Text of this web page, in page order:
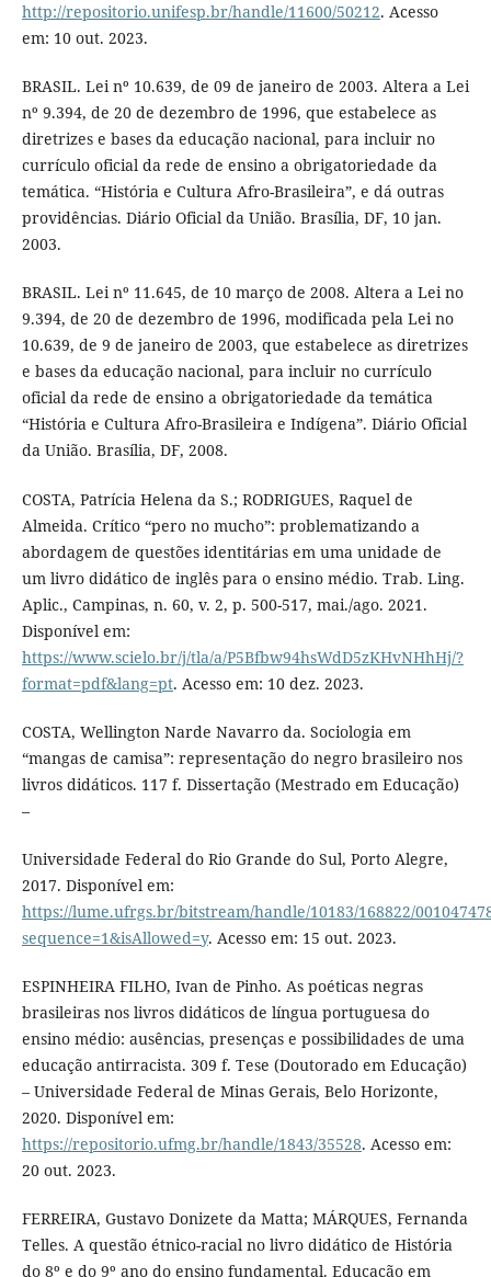
http://repositorio.unifesp.br/handle/11600/50212. Acesso
em: 10 out. 2023.
BRASIL. Lei nº 10.639, de 09 de janeiro de 2003. Altera a Lei
nº 9.394, de 20 de dezembro de 1996, que estabelece as
diretrizes e bases da educação nacional, para incluir no
currículo oficial da rede de ensino a obrigatoriedade da
temática. “História e Cultura Afro-Brasileira”, e dá outras
providências. Diário Oficial da União. Brasília, DF, 10 jan.
2003.
BRASIL. Lei nº 11.645, de 10 março de 2008. Altera a Lei no
9.394, de 20 de dezembro de 1996, modificada pela Lei no
10.639, de 9 de janeiro de 2003, que estabelece as diretrizes
e bases da educação nacional, para incluir no currículo
oficial da rede de ensino a obrigatoriedade da temática
“História e Cultura Afro-Brasileira e Indígena”. Diário Oficial
da União. Brasília, DF, 2008.
COSTA, Patrícia Helena da S.; RODRIGUES, Raquel de
Almeida. Crítico “pero no mucho”: problematizando a
abordagem de questões identitárias em uma unidade de
um livro didático de inglês para o ensino médio. Trab. Ling.
Aplic., Campinas, n. 60, v. 2, p. 500-517, mai./ago. 2021.
Disponível em:
https://www.scielo.br/j/tla/a/P5Bfbw94hsWdD5zKHvNHhHj/?
format=pdf&lang=pt. Acesso em: 10 dez. 2023.
COSTA, Wellington Narde Navarro da. Sociologia em
“mangas de camisa”: representação do negro brasileiro nos
livros didáticos. 117 f. Dissertação (Mestrado em Educação)
–
Universidade Federal do Rio Grande do Sul, Porto Alegre,
2017. Disponível em:
https://lume.ufrgs.br/bitstream/handle/10183/168822/
sequence=1&isAllowed=y. Acesso em: 15 out. 2023.
ESPINHEIRA FILHO, Ivan de Pinho. As poéticas negras
brasileiras nos livros didáticos de língua portuguesa do
ensino médio: ausências, presenças e possibilidades de uma
educação antirracista. 309 f. Tese (Doutorado em Educação)
– Universidade Federal de Minas Gerais, Belo Horizonte,
2020. Disponível em:
https://repositorio.ufmg.br/handle/1843/35528. Acesso em:
20 out. 2023.
FERREIRA, Gustavo Donizete da Matta; MÁRQUES, Fernanda
Telles. A questão étnico-racial no livro didático de História
do 8º e do 9º ano do ensino fundamental. Educação em